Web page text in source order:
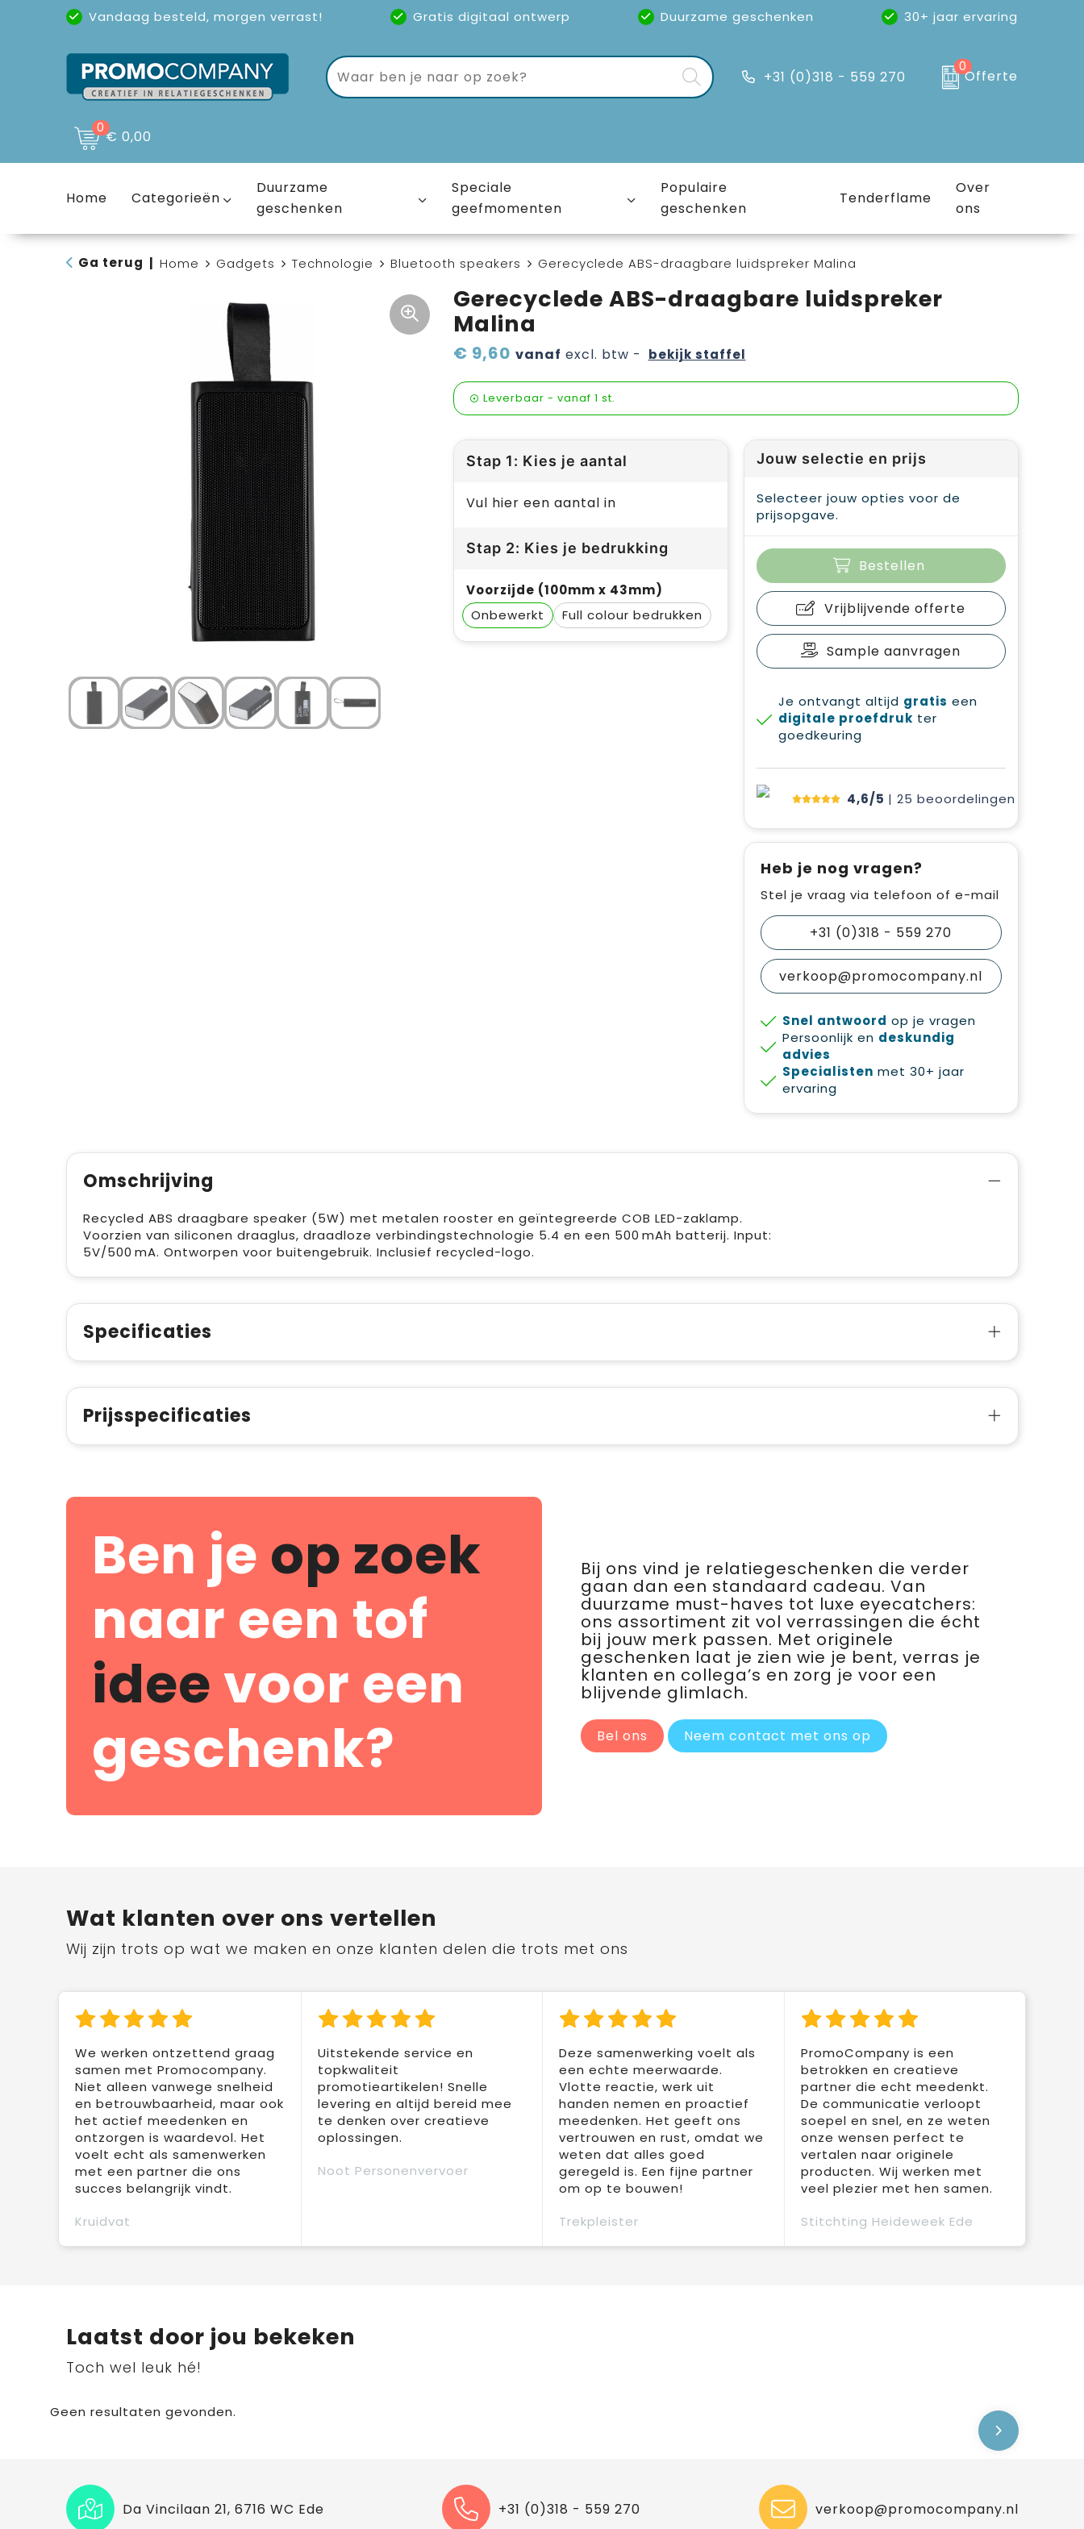
Vandaag besteld, morgen verrast! Gratis digitaal ontwerp Duurzame geschenken
30+ jaar ervaring
Uitstekende reviews(4,6/5)
+31 (0)318 - 559 270
0
Offerte
0€ 0,00
Home Categorieën
Duurzame
geschenken
Speciale
geefmomenten
Populaire
geschenken
Tenderflame
Over
ons
Ga terug Home Gadgets Technologie Bluetooth speakers Gerecyclede ABS-draagbare luidspreker Malina
Gerecyclede ABS-draagbare luidspreker
Malina
€ 9,60 vanaf excl. btw - bekijk staffel
Leverbaar - vanaf 1 st.
Stap 1: Kies je aantal
Vul hier een aantal in
Stap 2: Kies je bedrukking
Voorzijde (100mm x 43mm)
Onbewerkt
Full colour
Jouw selectie en prijs
Selecteer jouw opties voor de
prijsopgave.
Bestellen
Vrijblijvende offerte
Sample aanvragen
Je ontvangt altijd gratis een
digitale proefdruk ter
goedkeuring
4,6/5 | 25 beoordelingen
Heb je nog vragen?
Stel je vraag via telefoon of e-mail
+31 (0)318 - 559 270
verkoop@promocompany.nl
Snel antwoord op je vragen
Persoonlijk en deskundig
advies
Specialisten met 30+ jaar
ervaring
Omschrijving
Recycled ABS draagbare speaker (5W) met metalen rooster en geïntegreerde COB LED-zaklamp.
Voorzien van siliconen draaglus, draadloze verbindingstechnologie 5.4 en een 500 mAh batterij. Input:
5V/500 mA. Ontworpen voor buitengebruik. Inclusief recycled-logo.
Specificaties
Prijsspecificaties
Ben je op zoek
naar een tof
ideevoor een
geschenk?
Bij ons vind je relatiegeschenken die verder
gaan dan een standaard cadeau. Van
duurzame must-haves tot luxe eyecatchers:
ons assortiment zit vol verrassingen die écht
bij jouw merk passen. Met originele
geschenken laat je zien wie je bent, verras je
klanten en collega’s en zorg je voor een
blijvende glimlach.
Bel ons Neem contact met ons op
Wat klanten over ons vertellen
Wij zijn trots op wat we maken en onze klanten delen die trots met ons
We werken ontzettend graag
samen met Promocompany.
Niet alleen vanwege snelheid
en betrouwbaarheid, maar ook
het actief meedenken en
ontzorgen is waardevol. Het
voelt echt als samenwerken
met een partner die ons
succes belangrijk vindt.
Kruidvat
Uitstekende service en
topkwaliteit
promotieartikelen! Snelle
levering en altijd bereid mee
te denken over creatieve
oplossingen.
Noot Personenvervoer
Deze samenwerking voelt als
een echte meerwaarde.
Vlotte reactie, werk uit
handen nemen en proactief
meedenken. Het geeft ons
vertrouwen en rust, omdat we
weten dat alles goed
geregeld is. Een fijne partner
om op te bouwen!
Trekpleister
PromoCompany is een
betrokken en creatieve
partner die echt meedenkt.
De communicatie verloopt
soepel en snel, en ze weten
onze wensen perfect te
vertalen naar originele
producten. Wij werken met
veel plezier met hen samen.
Stitchting Heideweek Ede
Laatst door jou bekeken
Toch wel leuk hé!
Geen resultaten gevonden.
Da Vincilaan 21, 6716 WC Ede +31 (0)318 - 559 270 verkoop@promocompany.nl